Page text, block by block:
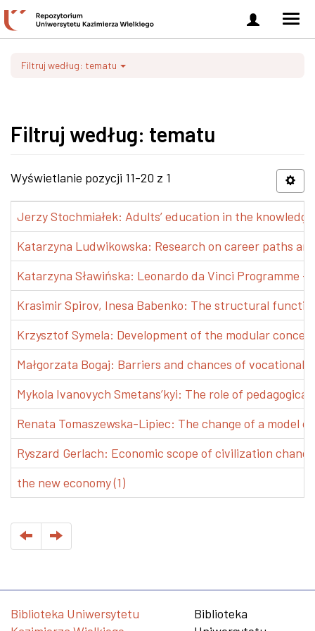
Zaloguj
się
Filtruj według: tematu
Filtruj według: tematu
Wyświetlanie pozycji 11-20 z 1
Jerzy Stochmiałek: Adults’ education in the
Katarzyna Ludwikowska: Research on career paths
Katarzyna Sławińska: Leonardo da Vinci Programme
Krasimir Spirov, Inesa Babenko: The structural
Krzysztof Symela: Development of the modular
Małgorzata Bogaj: Barriers and chances of vocational
Mykola Ivanovych Smetans’kyi: The role of
Renata Tomaszewska-Lipiec: The change of a model
Ryszard Gerlach: Economic scope of civilization
the new economy (1)
Biblioteka Uniwersytetu
Biblioteka